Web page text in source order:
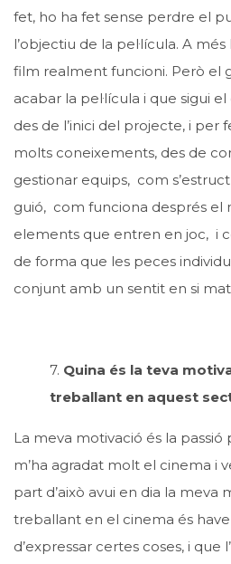
fet, ho ha fet sense perdre el
l’objectiu de la pel·lícula. A
film realment funcioni. Però el
acabar la pel·lícula i que sigui
des de l’inici del projecte, i per
molts coneixements, des de
gestionar equips, com
guió, com funciona després el
elements que entren en joc, i
de forma que les peces
conjunt amb un sentit en si
7. Quina és la teva
treballant en aquest
La meva motivació és la
m’ha agradat molt el cinema i
part d’això avui en dia la meva
treballant en el cinema és
d’expressar certes coses, i que